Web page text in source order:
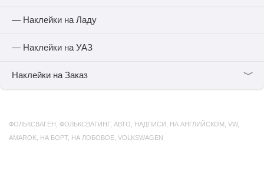
— Наклейки на Ладу
— Наклейки на УАЗ
Наклейки на Заказ ﹀
ФОЛЬКСВАГЕН ФОЛЬКСВАГИНГ, АВТО НАДПИСИ НА АНГЛИЙСКОМ VW,
AMAROK
НА БОРТ, НА ЛОБОВОЕ VOLKSWAGEN